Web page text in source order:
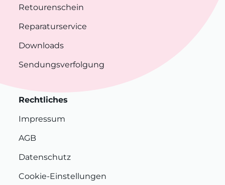
Retourenschein
Reparaturservice
Downloads
Sendungsverfolgung
Rechtliches
Impressum
AGB
Datenschutz
Cookie-Einstellungen